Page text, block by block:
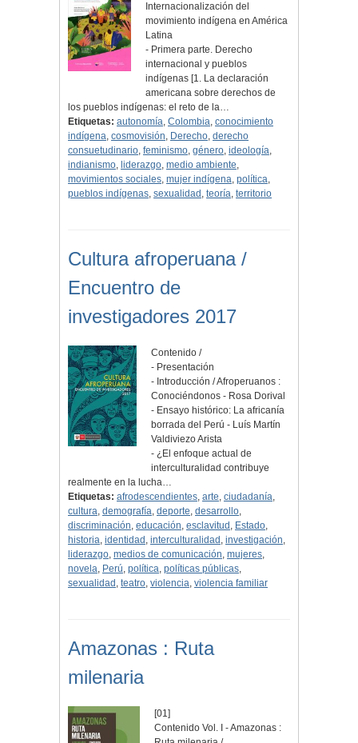
Internacionalización del
movimiento indígena en América
Latina
- Primera parte. Derecho
internacional y pueblos
indígenas [1. La declaración
americana sobre derechos de
los pueblos indígenas: el reto de la…
Etiquetas: autonomía, Colombia, conocimiento
indígena, cosmovisión, Derecho, derecho
consuetudinario, feminismo, género, ideología,
indianismo, liderazgo, medio ambiente,
movimientos sociales, mujer indígena, política,
pueblos indígenas, sexualidad , teoría, territorio
Cultura afroperuana /
Encuentro de
investigadores 2017
Contenido /
- Presentación
- Introducción / Afroperuanos :
Conociéndonos - Rosa Dorival
- Ensayo histórico: La africanía
borrada del Perú - Luís Martín
Valdiviezo Arista
- ¿El enfoque actual de
interculturalidad contribuye
realmente en la lucha…
Etiquetas: afrodescendientes, arte, ciudadanía,
cultura, demografía, deporte, desarrollo,
discriminación, educación, esclavitud , Estado,
historia, identidad , interculturalidad , investigación,
liderazgo, medios de comunicación, mujeres,
novela, Perú, política, políticas públicas,
sexualidad , teatro, violencia, violencia familiar
Amazonas : Ruta
milenaria
[01]
Contenido Vol. I - Amazonas :